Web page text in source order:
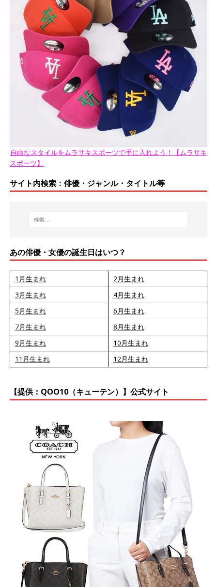
自由なスタイルをムラサキスポーツで手に入れよう！【ムラサキ
スポーツ】
サイト内検索：俳優・ジャンル・タイトル等
あの俳優・女優の誕生日はいつ？
1月生まれ
2月生まれ
3月生まれ
4月生まれ
5月生まれ
6月生まれ
7月生まれ
8月生まれ
9月生まれ
10月生まれ
11月生まれ
12月生まれ
【提供：QOO10（キューテン）】公式サイト